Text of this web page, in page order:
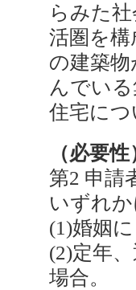
らみた
活圏を
の建築
んでい
住宅に
（必要
第2 申請
いずれ
(1)婚姻
(2)定年
場合。